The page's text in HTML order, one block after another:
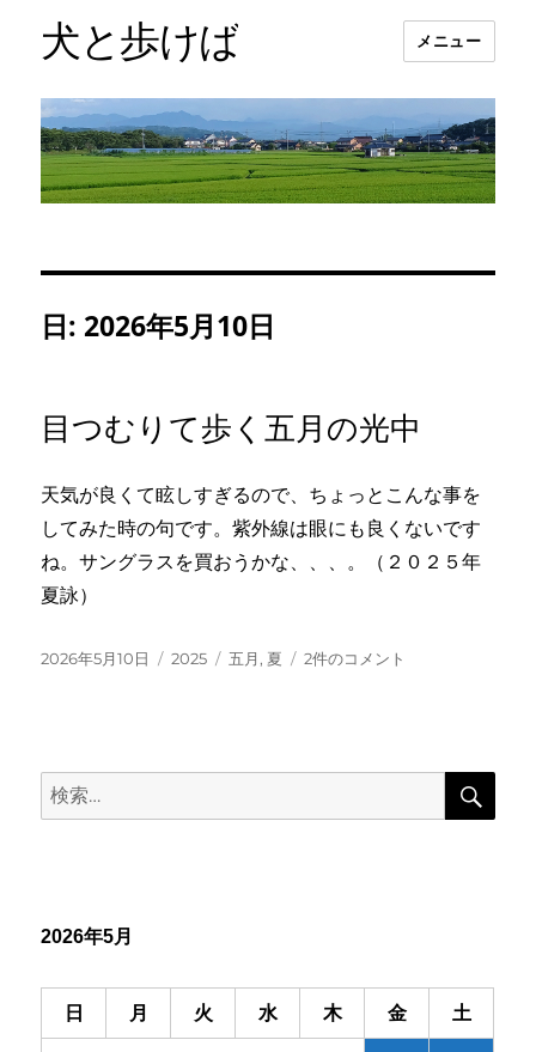
犬と歩けば メニュー
日: 2026年5月10日
目つむりて歩く五月の光中
天気が良くて眩しすぎるので、ちょっとこんな事を
してみた時の句です。紫外線は眼にも良くないです
ね。サングラスを買おうかな、、、。（２０２５年
夏詠）
投
2026年5月10日
カ
2025
タ
五月, 夏
目
の
2件のコメント
検
索:
検
2026年5月
日 月 火 水 木 金 土